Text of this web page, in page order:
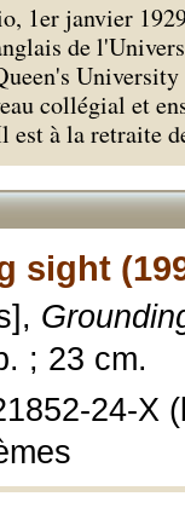
1er janvier
de
collégial et
est à la retraite
sight
; 23 cm.
24-X